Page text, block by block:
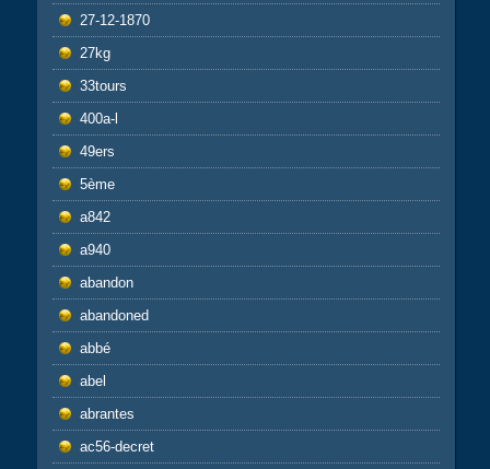
27-12-1870
27kg
33tours
400a-l
49ers
5ème
a842
a940
abandon
abandoned
abbé
abel
abrantes
ac56-decret